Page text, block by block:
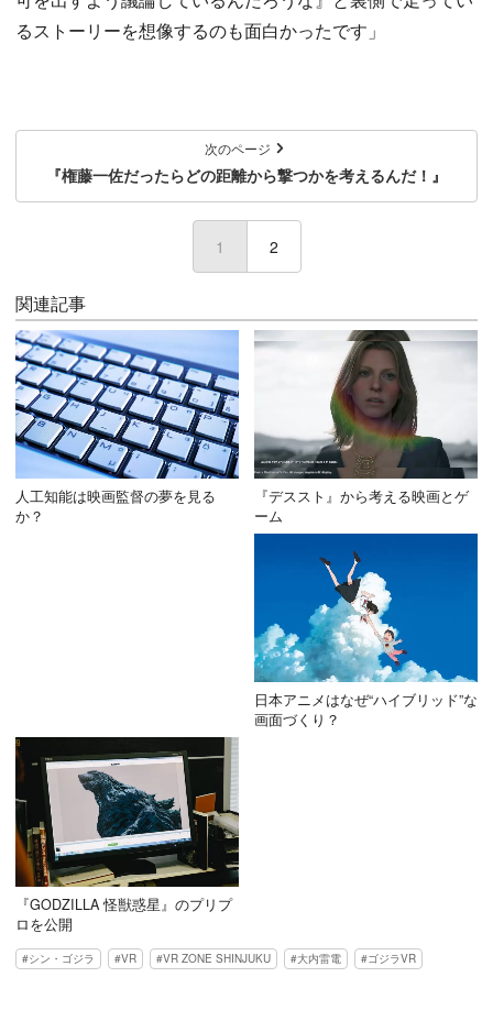
るストーリーを想像するのも面白かったです」
次のページ
『権藤一佐だったらどの距離から撃つかを考えるんだ！』
1 (current)
2
関連記事
人工知能は映画監督の夢を見る
か？
『デススト』から考える映画とゲ
ーム
日本アニメはなぜ“ハイブリッド”な
画面づくり？
『GODZILLA 怪獣惑星』のプリプ
ロを公開
シン・ゴジラ VR VR ZONE SHINJUKU 大内雷電 ゴジラVR